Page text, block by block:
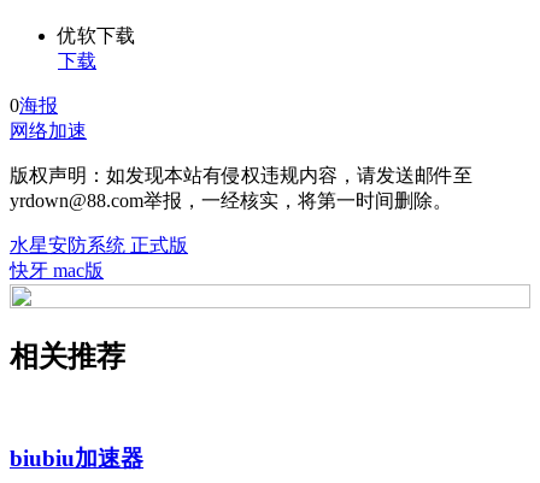
优软下载
下载
0海报
网络加速
版权声明：如发现本站有侵权违规内容，请发送邮件至
yrdown@88.com举报，一经核实，将第一时间删除。
水星安防系统 正式版
快牙 mac版
相关推荐
biubiu加速器